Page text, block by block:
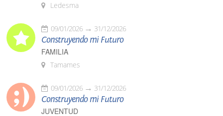
Ledesma
09/01/2026 31/12/2026
Construyendo mi Futuro
FAMILIA
Tamames
09/01/2026 31/12/2026
Construyendo mi Futuro
JUVENTUD